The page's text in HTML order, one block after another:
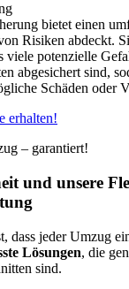
bietet einen
Risiken abdeckt.
viele potenzielle
abgesichert sind,
Schäden oder
erhalten!
– garantiert!
und unsere
dass jeder Umzug
Lösungen, die
sind.